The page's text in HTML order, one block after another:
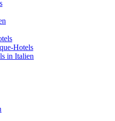
Hotels
in Italien